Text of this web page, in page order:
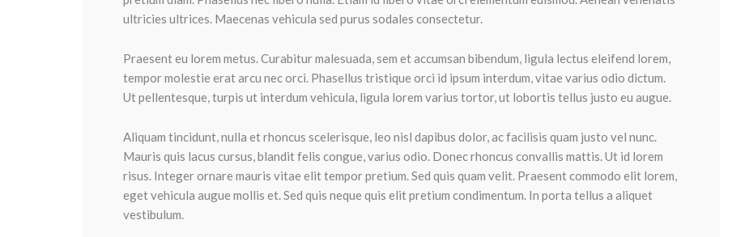
ultricies ultrices. Maecenas vehicula sed purus sodales consectetur.
Praesent eu lorem metus. Curabitur malesuada, sem et accumsan bibendum, ligula lectus eleifend lorem,
tempor molestie erat arcu nec orci. Phasellus tristique orci id ipsum interdum, vitae varius odio dictum.
Ut pellentesque, turpis ut interdum vehicula, ligula lorem varius tortor, ut lobortis tellus justo eu augue.
Aliquam tincidunt, nulla et rhoncus scelerisque, leo nisl dapibus dolor, ac facilisis quam justo vel nunc.
Mauris quis lacus cursus, blandit felis congue, varius odio. Donec rhoncus convallis mattis. Ut id lorem
risus. Integer ornare mauris vitae elit tempor pretium. Sed quis quam velit. Praesent commodo elit lorem,
eget vehicula augue mollis et. Sed quis neque quis elit pretium condimentum. In porta tellus a aliquet
vestibulum.